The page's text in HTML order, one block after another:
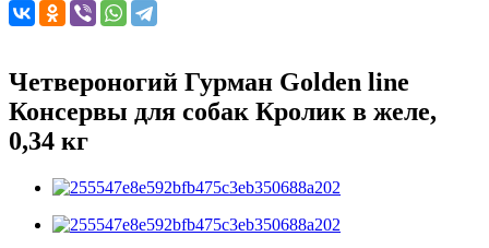
Четвероногий Гурман Golden line
Консервы для собак Кролик в желе,
0,34 кг